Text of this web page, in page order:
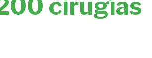
cirugías